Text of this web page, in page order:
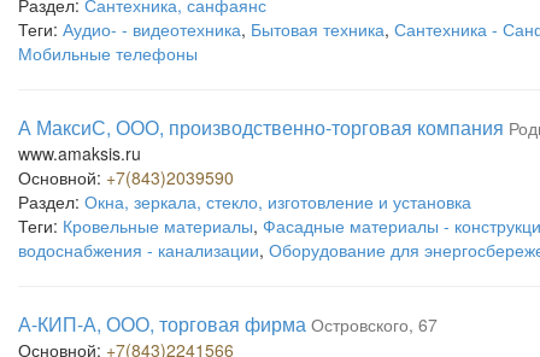
Раздел: Сантехника, санфаянс
Теги: Аудио- - видеотехника, Бытовая техника, Сантехника -
Мобильные телефоны
А МаксиС, ООО, производственно-торговая компания
www.amaksis.ru
Основной: +7(843)2039590
Раздел: Окна, зеркала, стекло, изготовление и установка
Теги: Кровельные материалы, Фасадные материалы -
водоснабжения - канализации, Оборудование для
А-КИП-А, ООО, торговая фирма Островского, 67
Основной: +7(843)2241566